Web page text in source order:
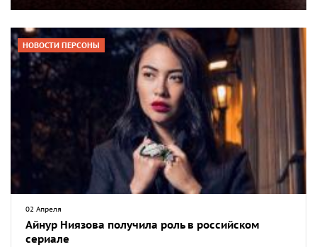
НОВОСТИ ПЕРСОНЫ
02 Апреля
Айнур Ниязова получила роль в российском
сериале